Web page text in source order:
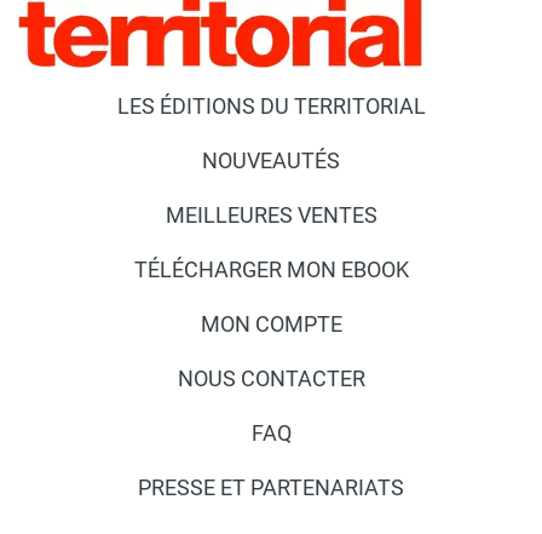
LES ÉDITIONS DU TERRITORIAL
NOUVEAUTÉS
MEILLEURES VENTES
TÉLÉCHARGER MON EBOOK
MON COMPTE
NOUS CONTACTER
FAQ
PRESSE ET PARTENARIATS